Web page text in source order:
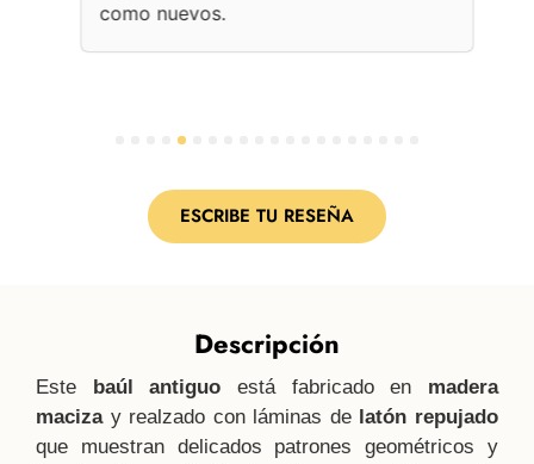
como nuevos.
9
ESCRIBE TU RESEÑA
Descripción
Este baúl antiguo está fabricado en madera
macizay realzado con láminas de latón repujado
que muestran delicados patrones geométricos y